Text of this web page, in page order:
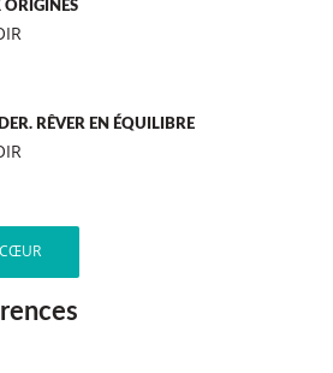
ORIGINES
RÊVER EN ÉQUILIBRE